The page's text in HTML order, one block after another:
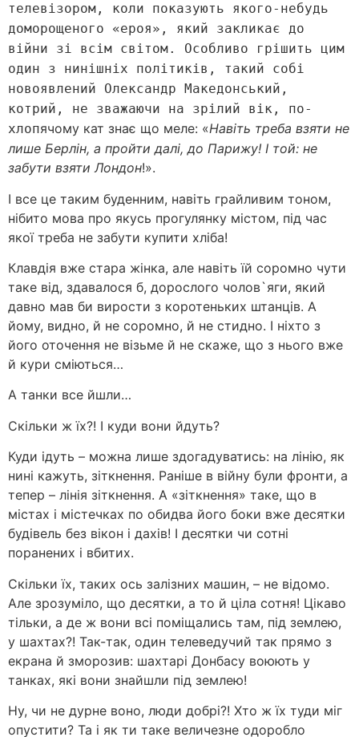
телевізором, коли показують якого-небудь
доморощеного «ероя», який закликає до
війни зі всім світом. Особливо грішить цим
один з нинішніх політиків, такий собі
новоявлений Олександр Македонський,
котрий, не зважаючи на зрілий вік, по-
хлопячому кат знає що меле: «Навіть треба взяти не
лише Берлін, а пройти далі, до Парижу! І той: не
забути взяти Лондон!».
І все це таким буденним, навіть грайливим тоном,
нібито мова про якусь прогулянку містом, під час
якої треба не забути купити хліба!
Клавдія вже стара жінка, але навіть їй соромно чути
таке від, здавалося б, дорослого чолов`яги, який
давно мав би вирости з коротеньких штанців. А
йому, видно, й не соромно, й не стидно. І ніхто з
його оточення не візьме й не скаже, що з нього вже
й кури сміються…
А танки все йшли…
Скільки ж їх?! І куди вони йдуть?
Куди ідуть – можна лише здогадуватись: на лінію, як
нині кажуть, зіткнення. Раніше в війну були фронти, а
тепер – лінія зіткнення. А «зіткнення» таке, що в
містах і містечках по обидва його боки вже десятки
будівель без вікон і дахів! І десятки чи сотні
поранених і вбитих.
Скільки їх, таких ось залізних машин, – не відомо.
Але зрозуміло, що десятки, а то й ціла сотня! Цікаво
тільки, а де ж вони всі поміщались там, під землею,
у шахтах?! Так-так, один телеведучий так прямо з
екрана й зморозив: шахтарі Донбасу воюють у
танках, які вони знайшли під землею!
Ну, чи не дурне воно, люди добрі?! Хто ж їх туди міг
опустити? Та і як ти таке величезне одоробло